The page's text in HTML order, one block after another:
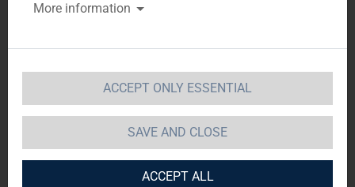
40 Abs. 1 WpHG mit dem
Ziel der europaweiten
Verbreitung
TAG Immobilien AG
TAG Immobilien AG: Veröffentlichung gemäß
§ 40 Abs. 1 WpHG mit dem Ziel der
europaweiten Verbreitung
More information
ACCEPT ONLY ESSENTIAL
SAVE AND CLOSE
ACCEPT ALL